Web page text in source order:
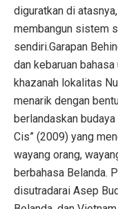
diguratkan di
membangun sistem
sendiri.Garapan
dan kebaruan
khazanah lokalitas
menarik dengan
berlandaskan budaya
Cis” (2009) yang
wayang orang,
berbahasa Belanda.
disutradarai Asep